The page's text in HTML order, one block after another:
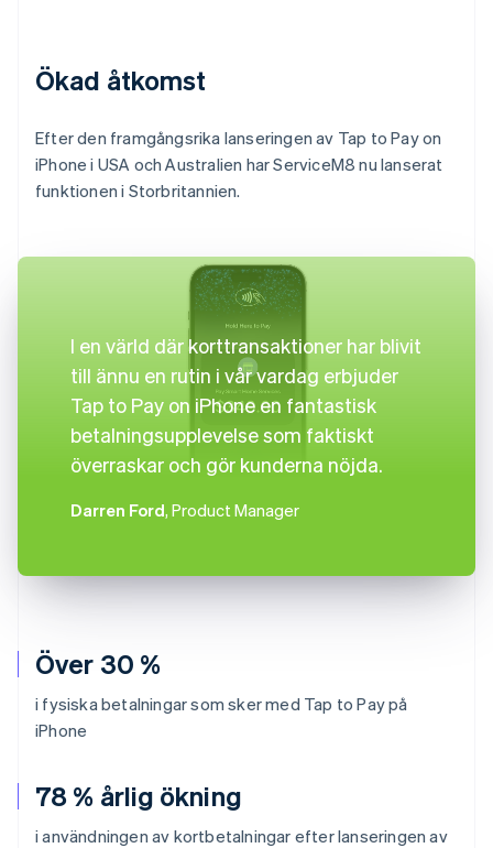
Över 30 %
i fysiska betalningar som sker med Tap to Pay på
iPhone
78 % årlig ökning
i användningen av kortbetalningar efter lanseringen av
Ökad åtkomst
Efter den framgångsrika lanseringen av Tap to Pay on
iPhone i USA och Australien har ServiceM8 nu lanserat
funktionen i Storbritannien.
I en värld där korttransaktioner har blivit
till ännu en rutin i vår vardag erbjuder
Tap to Pay on iPhone en fantastisk
betalningsupplevelse som faktiskt
överraskar och gör kunderna nöjda.
Darren Ford, Product Manager